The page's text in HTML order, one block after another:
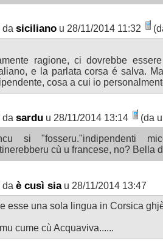
da siciliano u 28/11/2014 11:32
ragione, ci dovrebbe
e la parlata corsa é salva.
cosa a cui io
da sardu u 28/11/2014 13:14
(da
si "fosseru."indipendenti
cù u francese, no? Bella
da è cusì sia u 28/11/2014 13:47
esse una sola lingua in Corsica
cume cù Acquaviva......